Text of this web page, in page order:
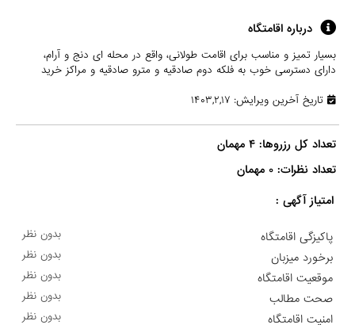
درباره اقامتگاه
بسیار تمیز و مناسب برای اقامت طولانی، واقع در محله ای دنج و آرام،
دارای دسترسی خوب به فلکه دوم صادقیه و مترو صادقیه و مراکز خرید
تاریخ آخرین ویرایش: ۱۴۰۳,۲,۱۷
تعداد کل رزروها: ۴ مهمان
تعداد نظرات: ۰ مهمان
امتیاز آگهی :
پاکیزگی اقامتگاه بدون نظر
برخورد میزبان بدون نظر
موقعیت اقامتگاه بدون نظر
صحت مطالب بدون نظر
امنیت اقامتگاه بدون نظر